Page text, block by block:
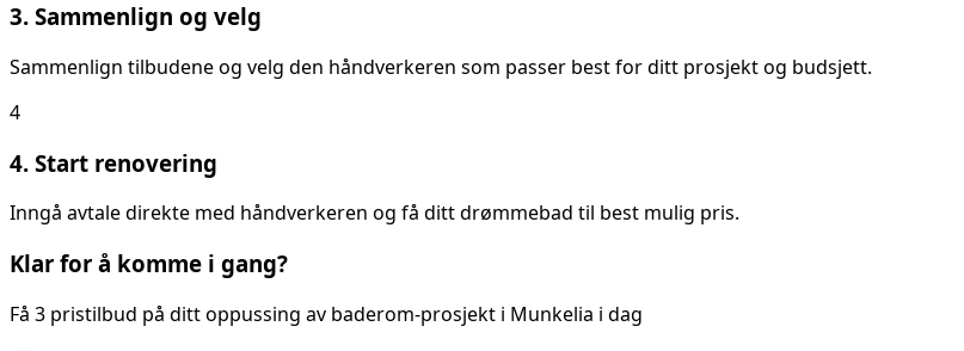
3. Sammenlign og velg
Sammenlign tilbudene og velg den håndverkeren som passer best for ditt prosjekt og budsjett.
4
4. Start renovering
Inngå avtale direkte med håndverkeren og få ditt drømmebad til best mulig pris.
Klar for å komme i gang?
Få 3 pristilbud på dittoppussing av baderom-prosjekt i Munkelia i dag